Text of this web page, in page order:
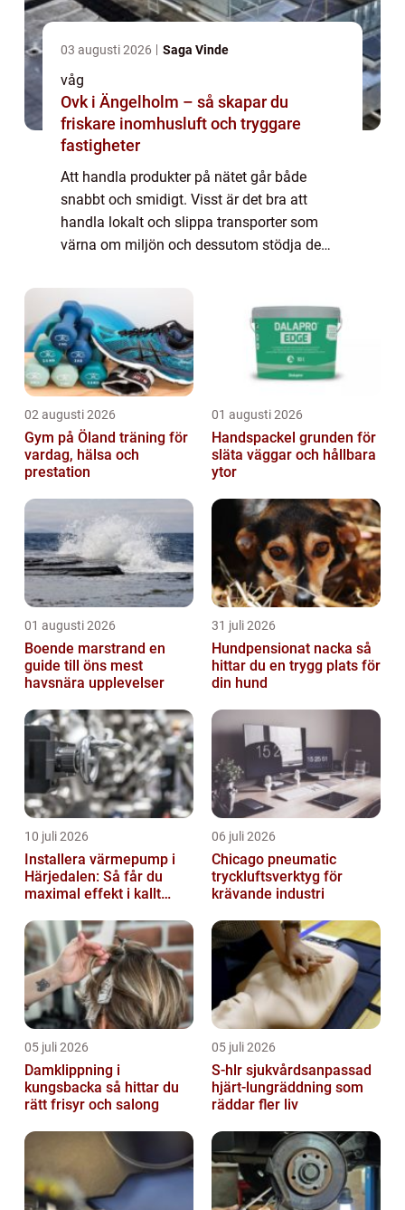
03 augusti 2026 Saga Vinde
våg
Ovk i Ängelholm – så skapar du
friskare inomhusluft och tryggare
fastigheter
Att handla produkter på nätet går både
snabbt och smidigt. Visst är det bra att
handla lokalt och slippa transporter som
värna om miljön och dessutom stödja de
produkt...
02 augusti 2026
Gym på Öland träning för
vardag, hälsa och
prestation
01 augusti 2026
Handspackel grunden för
släta väggar och hållbara
ytor
01 augusti 2026
Boende marstrand en
guide till öns mest
havsnära upplevelser
31 juli 2026
Hundpensionat nacka så
hittar du en trygg plats för
din hund
10 juli 2026
Installera värmepump i
Härjedalen: Så får du
maximal effekt i kallt
06 juli 2026
Chicago pneumatic
tryckluftsverktyg för
krävande industri
05 juli 2026
Damklippning i
kungsbacka så hittar du
rätt frisyr och salong
05 juli 2026
S-hlr sjukvårdsanpassad
hjärt-lungräddning som
räddar fler liv